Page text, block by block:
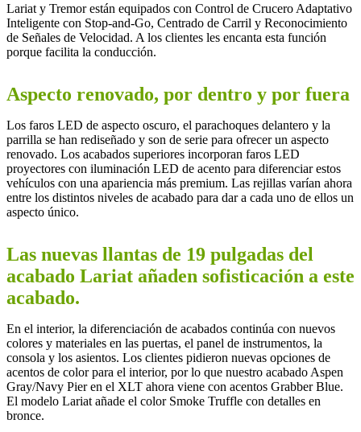
Lariat y Tremor están equipados con Control de Crucero Adaptativo
Inteligente con Stop-and-Go, Centrado de Carril y Reconocimiento
de Señales de Velocidad. A los clientes les encanta esta función
porque facilita la conducción.
Aspecto renovado, por dentro y por fuera
Los faros LED de aspecto oscuro, el parachoques delantero y la
parrilla se han rediseñado y son de serie para ofrecer un aspecto
renovado. Los acabados superiores incorporan faros LED
proyectores con iluminación LED de acento para diferenciar estos
vehículos con una apariencia más premium. Las rejillas varían ahora
entre los distintos niveles de acabado para dar a cada uno de ellos un
aspecto único.
Las nuevas llantas de 19 pulgadas del
acabado Lariat añaden sofisticación a este
acabado.
En el interior, la diferenciación de acabados continúa con nuevos
colores y materiales en las puertas, el panel de instrumentos, la
consola y los asientos. Los clientes pidieron nuevas opciones de
acentos de color para el interior, por lo que nuestro acabado Aspen
Gray/Navy Pier en el XLT ahora viene con acentos Grabber Blue.
El modelo Lariat añade el color Smoke Truffle con detalles en
bronce.